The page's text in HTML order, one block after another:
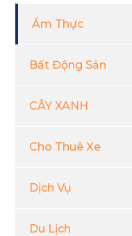
Ẩm Thực
Bất Động Sản
CÂY XANH
Cho Thuê Xe
Dịch Vụ
Du Lịch